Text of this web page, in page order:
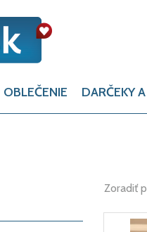
OBLEČENIE DARČEKY
Zoradiť